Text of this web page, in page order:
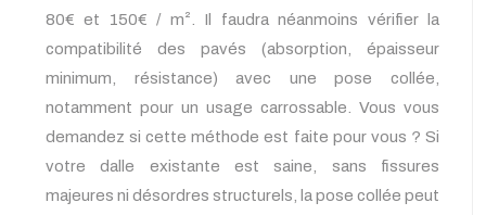
80€ et 150€ / m². Il faudra néanmoins vérifier la
compatibilité des pavés (absorption, épaisseur
minimum, résistance) avec une pose collée,
notamment pour un usage carrossable. Vous vous
demandez si cette méthode est faite pour vous ? Si
votre dalle existante est saine, sans fissures
majeures ni désordres structurels, la pose collée peut